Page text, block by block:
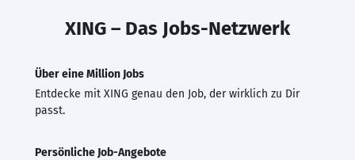
XING – Das Jobs-Netzwerk
Über eine Million Jobs
Entdecke mit XING genau den Job, der wirklich zu Dir
passt.
Persönliche Job-Angebote